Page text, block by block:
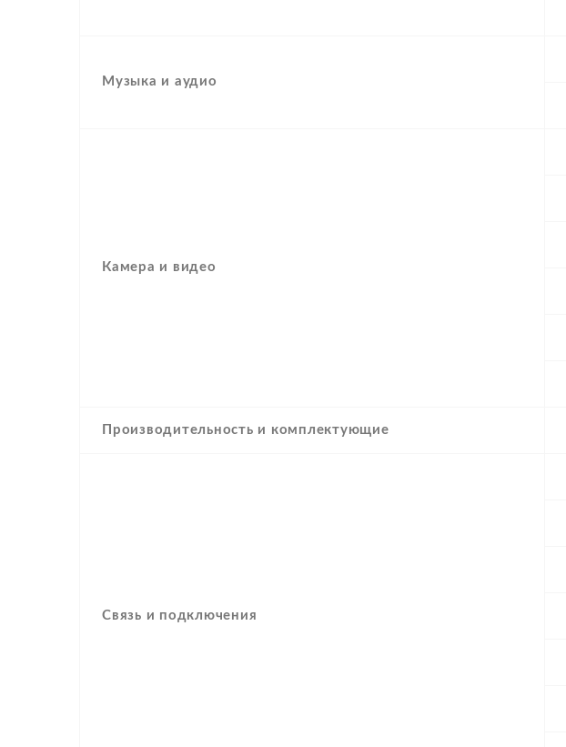
Музыка и аудио
Камера и видео
Производительность и комплектующие
Связь и подключения